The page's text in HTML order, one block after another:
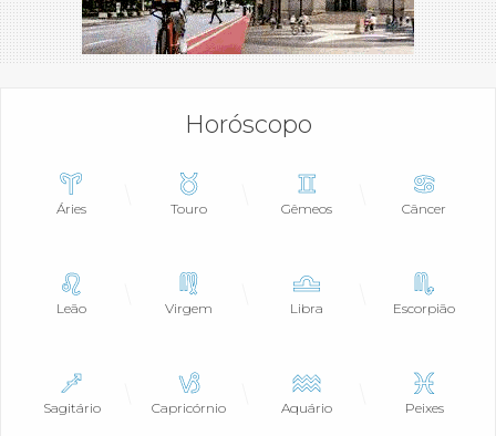
Horóscopo
Áries Touro Gêmeos Câncer
Leão Virgem Libra Escorpião
Sagitário Capricórnio Aquário Peixes